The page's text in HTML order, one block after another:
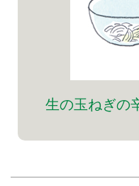
生の玉ねぎの